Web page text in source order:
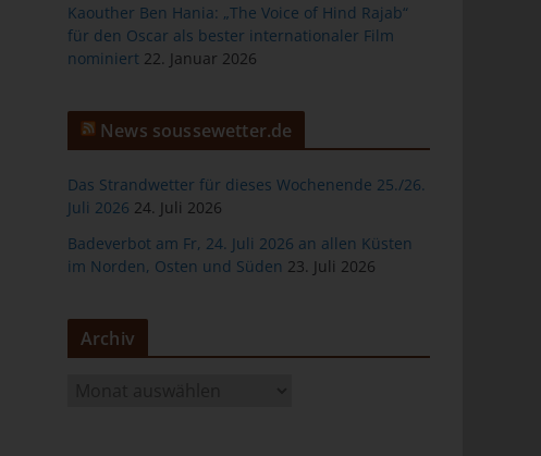
Kaouther Ben Hania: „The Voice of Hind Rajab“
für den Oscar als bester internationaler Film
nominiert 22. Januar 2026
News soussewetter.de
Das Strandwetter für dieses Wochenende 25./26.
Juli 2026 24. Juli 2026
Badeverbot am Fr, 24. Juli 2026 an allen Küsten
im Norden, Osten und Süden 23. Juli 2026
Archiv